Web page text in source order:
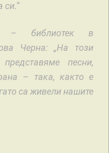
си.“
– библиотек в
Черна: „На този
песни,
– така, както е
са живели нашите